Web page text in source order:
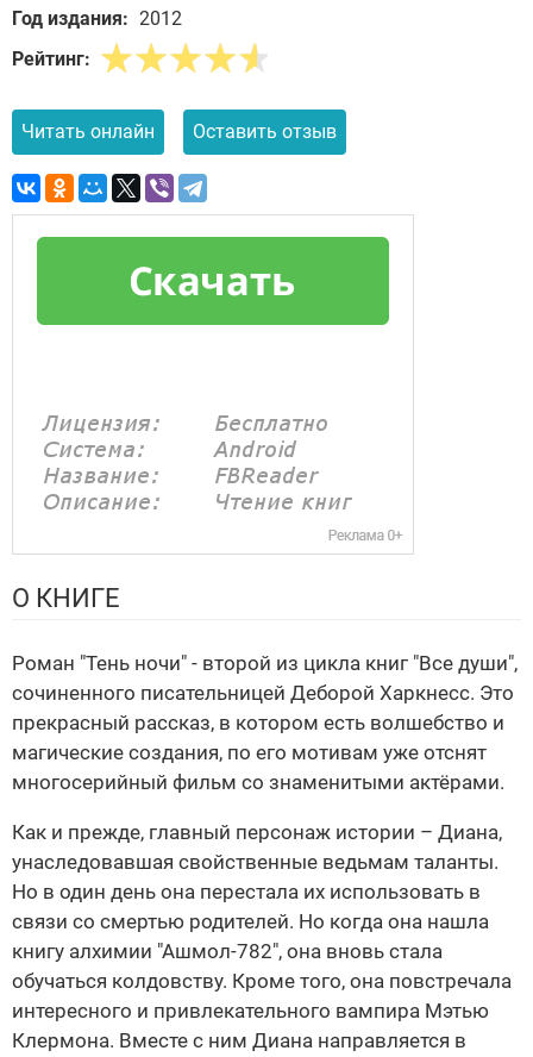
Год издания: 2012
Рейтинг:
Читать онлайн Оставить отзыв
О КНИГЕ
Роман "Тень ночи" - второй из цикла книг "Все души",
сочиненного писательницей Деборой Харкнесс. Это
прекрасный рассказ, в котором есть волшебство и
магические создания, по его мотивам уже отснят
многосерийный фильм со знаменитыми актёрами.
Как и прежде, главный персонаж истории – Диана,
унаследовавшая свойственные ведьмам таланты.
Но в один день она перестала их использовать в
связи со смертью родителей. Но когда она нашла
книгу алхимии "Ашмол-782", она вновь стала
обучаться колдовству. Кроме того, она повстречала
интересного и привлекательного вампира Мэтью
Клермона. Вместе с ним Диана направляется в